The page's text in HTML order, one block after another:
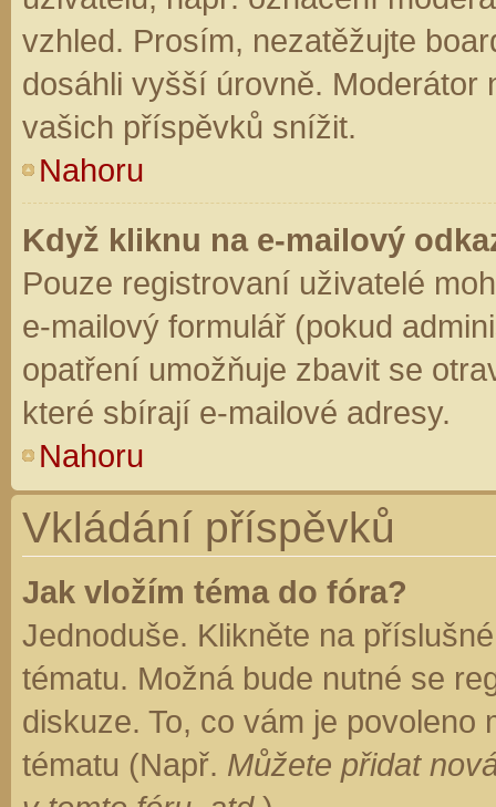
vzhled. Prosím, nezatěžujte
dosáhli vyšší úrovně. Moderátor
vašich příspěvků snížit.
Nahoru
Když kliknu na e-mailový
Pouze registrovaní uživatelé
e-mailový formulář (pokud
opatření umožňuje zbavit se
které sbírají e-mailové adresy.
Nahoru
Vkládání příspěvků
Jak vložím téma do fóra?
Jednoduše. Klikněte na
tématu. Možná bude nutné se
diskuze. To, co vám je
tématu (Např. Můžete přidat